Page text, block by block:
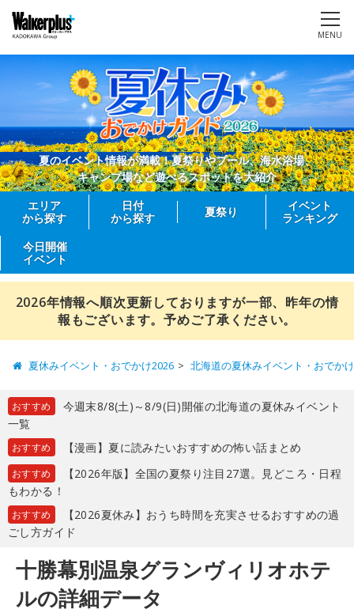
MENU
夏のイベント情報が満載！夏祭りやプール、海水浴場、
キャンプ場など遊べるスポットを大紹介
エリア
から探す
日付
から探す
夏祭り
イベント
ランキング
今日開催
イベント
2026年情報へ順次更新しておりますが一部、昨年の情
報もございます。予めご了承ください。
夏休みイベント・おでかけ2026 北海道の夏休みイベント・おでか
おすすめ
今週末8/8(土)～8/9(日)開催の北海道の夏休みイベント
一覧
おすすめ 【漫画】夏に読みたいおすすめの怖い話まとめ
おすすめ
【2026年版】全国の夏祭り注目27選。見どころ・日程
もわかる！
おすすめ
【2026夏休み】おうち時間を充実させるおすすめの過
ごし方ガイド
十勝幕別温泉グランヴィリオホテ
ルの詳細データ